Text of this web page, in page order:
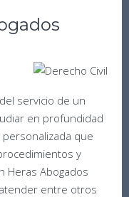
servicio de un
en profundidad
que
y
Heras Abogados
entre otros